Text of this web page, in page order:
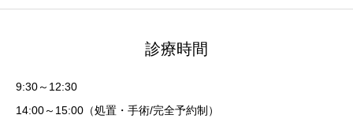
診療時間
9:30～12:30
14:00～15:00（処置・手術/完全予約制）